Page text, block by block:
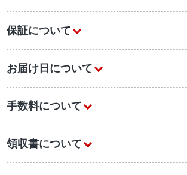
保証について
お届け日について
手数料について
領収書について